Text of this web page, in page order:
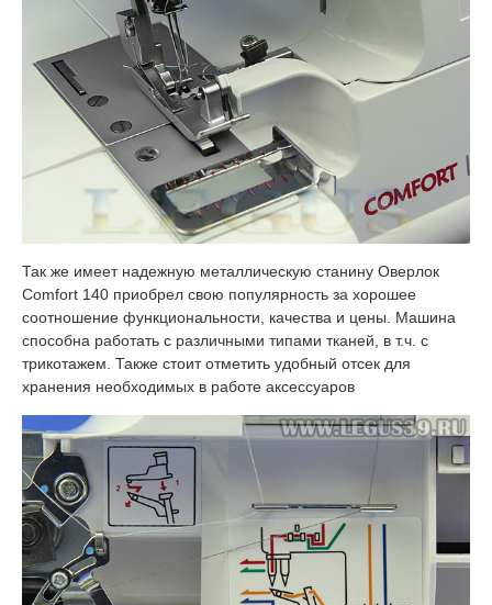
Так же имеет надежную металлическую станину Оверлок
Comfort 140 приобрел свою популярность за хорошее
соотношение функциональности, качества и цены. Машина
способна работать с различными типами тканей, в т.ч. с
трикотажем. Также стоит отметить удобный отсек для
хранения необходимых в работе аксессуаров